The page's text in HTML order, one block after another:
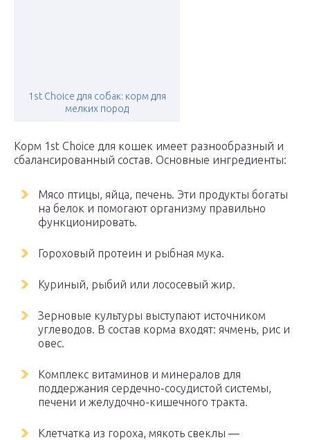
1st Choice для собак: корм для
мелких пород
Корм 1st Choice для кошек имеет разнообразный и
сбалансированный состав. Основные ингредиенты:
Мясо птицы, яйца, печень. Эти продукты богаты
на белок и помогают организму правильно
функционировать.
Гороховый протеин и рыбная мука.
Куриный, рыбий или лососевый жир.
Зерновые культуры выступают источником
углеводов. В состав корма входят: ячмень, рис и
овес.
Комплекс витаминов и минералов для
поддержания сердечно-сосудистой системы,
печени и желудочно-кишечного тракта.
Клетчатка из гороха, мякоть свеклы —